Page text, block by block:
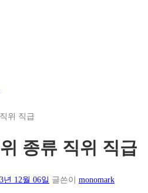
위 직급
종류 직위 직급
년 12월 06일 글쓴이 monomark